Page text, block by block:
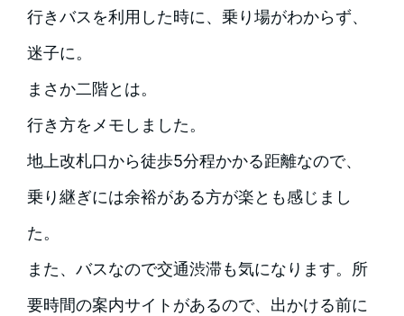
行きバスを利用した時に、乗り場がわからず、
迷子に。
まさか二階とは。
行き方をメモしました。
地上改札口から徒歩5分程かかる距離なので、
乗り継ぎには余裕がある方が楽とも感じまし
た。
また、バスなので交通渋滞も気になります。所
要時間の案内サイトがあるので、出かける前に